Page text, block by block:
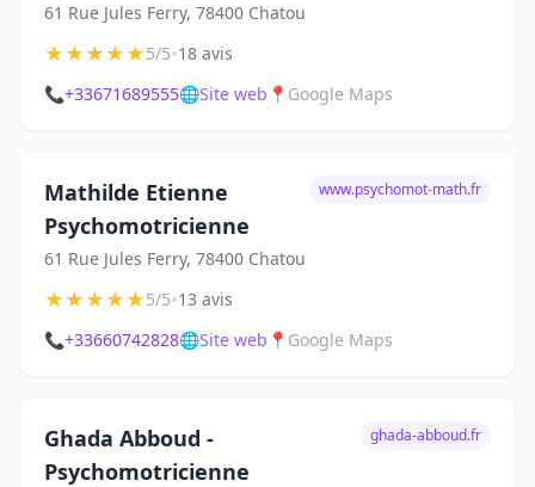
61 Rue Jules Ferry, 78400 Chatou
★★★★★5/5•18 avis
📞+33671689555🌐Site web 📍 Google Maps
Mathilde Etienne
Psychomotricienne
61 Rue Jules Ferry, 78400 Chatou
www.psychomot-math.fr
★★★★★5/5•13 avis
📞+33660742828🌐Site web 📍 Google Maps
Ghada Abboud -
Psychomotricienne
ghada-abboud.fr